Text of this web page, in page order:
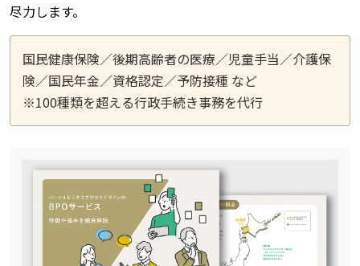
尽力します。
国民健康保険／後期高齢者の医療／児童手当／介護保
険／国民年金／資格認定／予防接種 など
※100種類を超える行政手続き事務を代行